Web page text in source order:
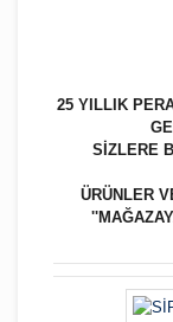
25 YILLIK
SİZLERE
ÜRÜNLER